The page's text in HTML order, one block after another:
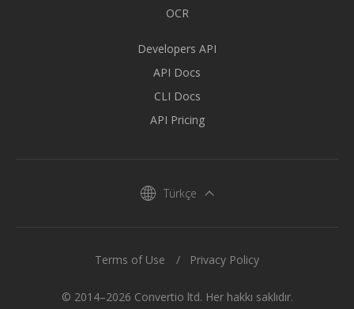
OCR
Developers API
API Docs
CLI Docs
API Pricing
Türkçe
© 2014–2026 Convertio ltd. Her hakkı saklıdır.
Terms of Use Privacy Policy